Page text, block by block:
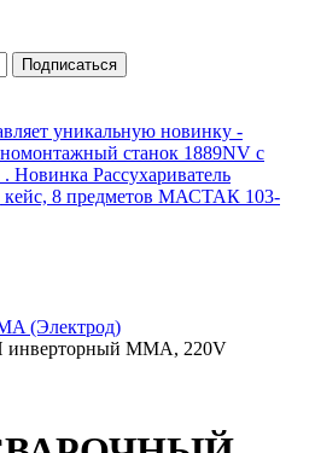
Подписаться
уникальную новинку -
станок 1889NV с
. Новинка Рассухариватель
кейс, 8 предметов МАСТАК 103-
(Электрод)
MMA, 220V